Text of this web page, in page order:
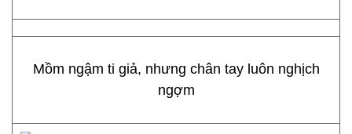
Mồm ngậm ti giả, nhưng chân tay luôn nghịch
ngợm